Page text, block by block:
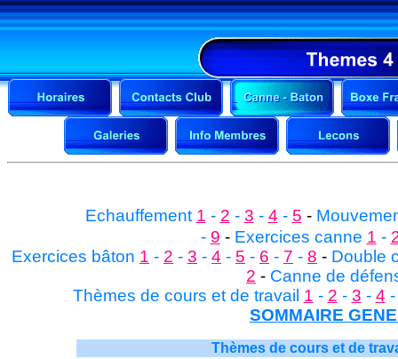
Echauffement 1 - 2 - 3 - 4 - 5 -
- 9 - Exercices canne 1 -
Exercices bâton 1 - 2 - 3 - 4 - 5 - 6 - 7 - 8 - Double
2 - Canne de
Thèmes de cours et de travail 1 - 2 - 3 - 4
SOMMAIRE
Thèmes de cours et de